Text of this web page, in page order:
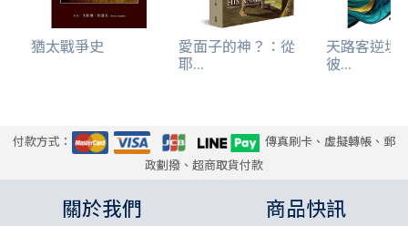
猶太戰爭史 愛面子的神？：從
耶...
天路客逆境
彼...
付款方式：
傳真刷卡、虛擬轉帳、郵
政劃撥、超商取貨付款
關於我們 商品快訊